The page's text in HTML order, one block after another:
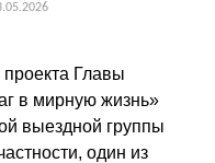
Главы
в мирную жизнь»
выездной группы
один из